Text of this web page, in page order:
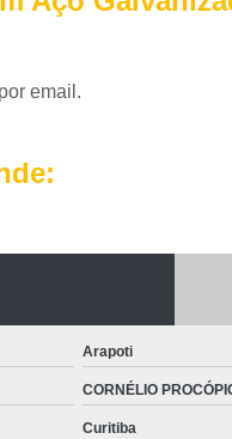
Tela Aço Carbono
Tela de Aço Inox
Tinta para
Tinta para
Tinta para Pintar
email.
Arapoti
CORNÉLIO
Curitiba